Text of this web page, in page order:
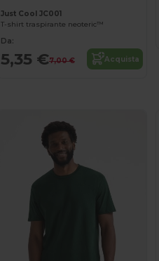
Just Cool JC001
T-shirt traspirante neoteric™
Da:
5,35 €7,00 € Acquista